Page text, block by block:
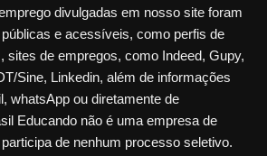
divulgadas em nosso site foram
e acessíveis, como perfis de
sites de empregos, como Indeed, Gupy,
Sine, Linkedin, além de informações
whatsApp ou diretamente de
Educando não é uma empresa de
de nenhum processo seletivo.